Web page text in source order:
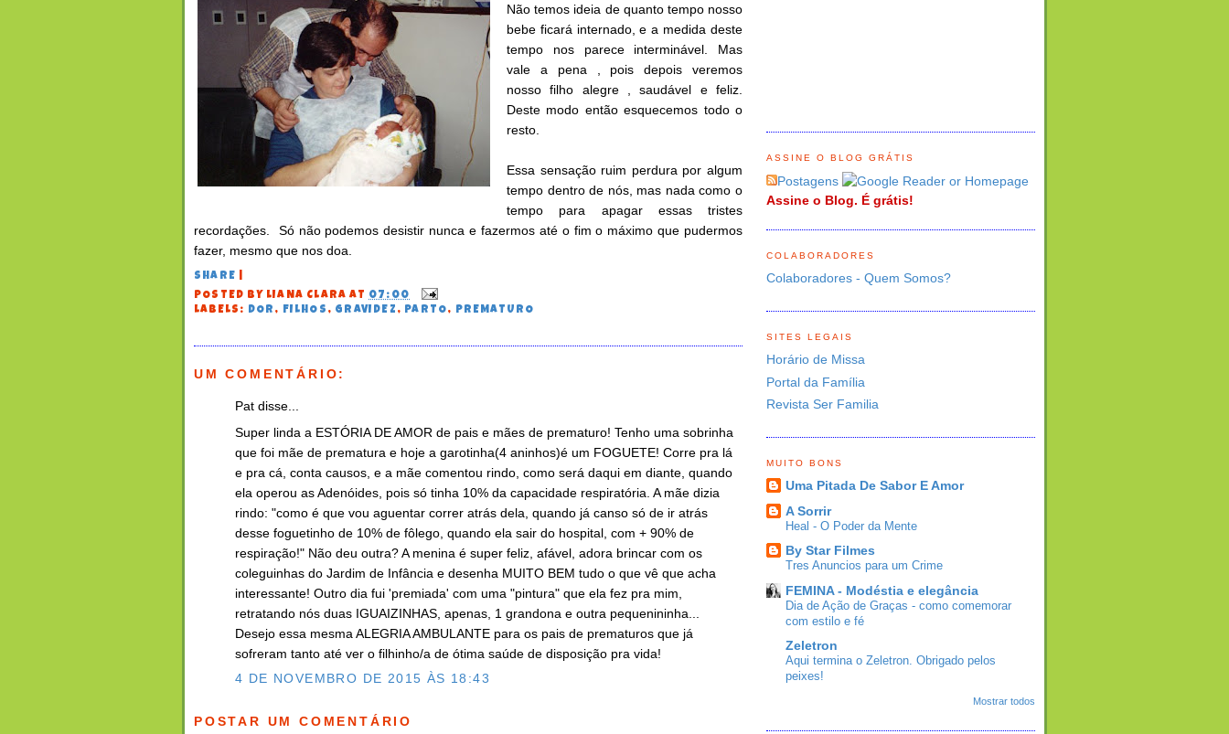
Não temos ideia de quanto tempo nosso
bebe ficará internado, e a medida deste
tempo nos parece interminável. Mas
vale a pena , pois depois veremos
nosso filho alegre , saudável e feliz.
Deste modo então esquecemos todo o
resto.
Essa sensação ruim perdura por algum
tempo dentro de nós, mas nada como o
tempo para apagar essas tristes
recordações. Só não podemos desistir nunca e fazermos até o fim o máximo que pudermos
fazer, mesmo que nos doa.
SHARE
POSTED BY LIANA CLARA AT 07:00
LABELS: DOR , FILHOS , GRAVIDEZ , PARTO, PREMATURO
UM COMENTÁRIO:
Pat disse...
Super linda a ESTÓRIA DE AMOR de pais e mães de prematuro! Tenho uma sobrinha
que foi mãe de prematura e hoje a garotinha(4 aninhos)é um FOGUETE! Corre pra lá
e pra cá, conta causos, e a mãe comentou rindo, como será daqui em diante, quando
ela operou as Adenóides, pois só tinha 10% da capacidade respiratória. A mãe dizia
rindo: "como é que vou aguentar correr atrás dela, quando já canso só de ir atrás
desse foguetinho de 10% de fôlego, quando ela sair do hospital, com + 90% de
respiração!" Não deu outra? A menina é super feliz, afável, adora brincar com os
coleguinhas do Jardim de Infância e desenha MUITO BEM tudo o que vê que acha
interessante! Outro dia fui 'premiada' com uma "pintura" que ela fez pra mim,
retratando nós duas IGUAIZINHAS, apenas, 1 grandona e outra pequenininha...
Desejo essa mesma ALEGRIA AMBULANTE para os pais de prematuros que já
sofreram tanto até ver o filhinho/a de ótima saúde de disposição pra vida!
4 DE NOVEMBRO DE 2015 ÀS 18:43
POSTAR UM COMENTÁRIO
ASSINE O BLOG GRÁTIS
Postagens
Assine o Blog. É grátis!
COLABORADORES
Colaboradores - Quem Somos?
SITES LEGAIS
Horário de Missa
Portal da Família
Revista Ser Familia
MUITO BONS
Uma Pitada De Sabor E Amor
A Sorrir
Heal - O Poder da Mente
By Star Filmes
Tres Anuncios para um Crime
FEMINA - Modéstia e elegância
Dia de Ação de Graças - como comemorar
com estilo e fé
Zeletron
Aqui termina o Zeletron. Obrigado pelos
peixes!
Mostrar todos